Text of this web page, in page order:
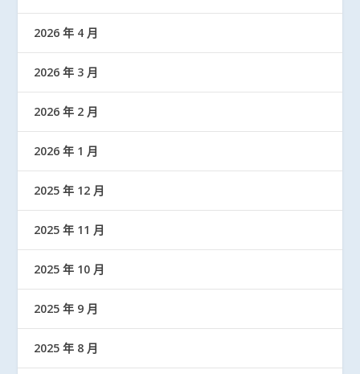
2026 年 4 月
2026 年 3 月
2026 年 2 月
2026 年 1 月
2025 年 12 月
2025 年 11 月
2025 年 10 月
2025 年 9 月
2025 年 8 月